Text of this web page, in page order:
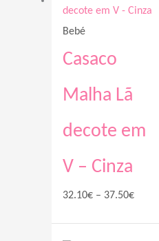
Bebé
Casaco
Malha Lã
decote em
V – Cinza
32.10€ – 37.50€
32.10€